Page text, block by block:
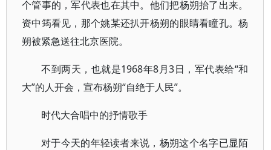
个管事的，军代表也在其中。他们把杨朔抬了出来。
资中筠看见，那个姚某还扒开杨朔的眼睛看瞳孔。杨
朔被紧急送往北京医院。
不到两天，也就是1968年8月3日，军代表给“和
大”的人开会，宣布杨朔“自绝于人民”。
时代大合唱中的抒情歌手
对于今天的年轻读者来说，杨朔这个名字已显陌